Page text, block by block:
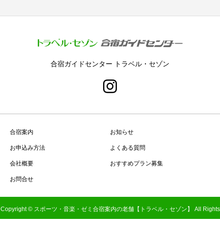
合宿ガイドセンター トラベル・セゾン
合宿案内 お知らせ
お申込み方法 よくある質問
会社概要 おすすめプラン募集
お問合せ
Copyright © スポーツ・音楽・ゼミ合宿案内の老舗【トラベル・セゾン】 All Rights